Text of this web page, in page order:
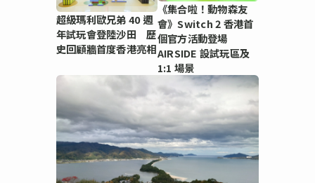
超級瑪利歐兄弟 40 週
年試玩會登陸沙田 歷
史回顧牆首度香港亮相
《集合啦！動物森友
會》Switch 2 香港首
個官方活動登場
AIRSIDE 設試玩區及
1:1 場景